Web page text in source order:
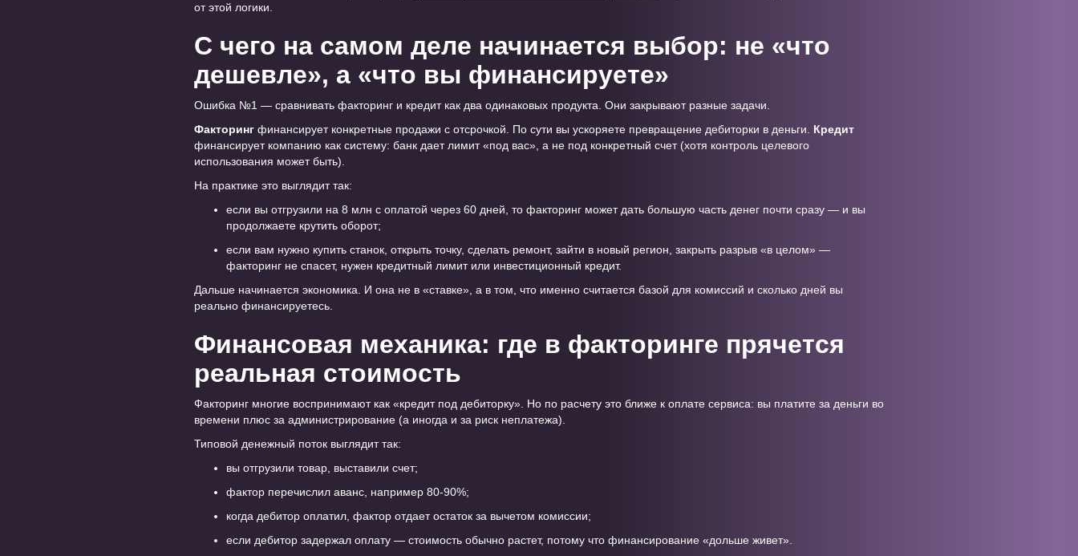
от этой логики.
С чего на самом деле начинается выбор: не «что
дешевле», а «что вы финансируете»
Ошибка №1 — сравнивать факторинг и кредит как два одинаковых продукта. Они закрывают разные задачи.
Факторинг финансирует конкретные продажи с отсрочкой. По сути вы ускоряете превращение дебиторки в деньги. Кредит
финансирует компанию как систему: банк дает лимит «под вас», а не под конкретный счет (хотя контроль целевого
использования может быть).
На практике это выглядит так:
если вы отгрузили на 8 млн с оплатой через 60 дней, то факторинг может дать большую часть денег почти сразу — и вы
продолжаете крутить оборот;
если вам нужно купить станок, открыть точку, сделать ремонт, зайти в новый регион, закрыть разрыв «в целом» —
факторинг не спасет, нужен кредитный лимит или инвестиционный кредит.
Дальше начинается экономика. И она не в «ставке», а в том, что именно считается базой для комиссий и сколько дней вы
реально финансируетесь.
Финансовая механика: где в факторинге прячется
реальная стоимость
Факторинг многие воспринимают как «кредит под дебиторку». Но по расчету это ближе к оплате сервиса: вы платите за деньги во
времени плюс за администрирование (а иногда и за риск неплатежа).
Типовой денежный поток выглядит так:
вы отгрузили товар, выставили счет;
фактор перечислил аванс, например 80-90%;
когда дебитор оплатил, фактор отдает остаток за вычетом комиссии;
если дебитор задержал оплату — стоимость обычно растет, потому что финансирование «дольше живет».